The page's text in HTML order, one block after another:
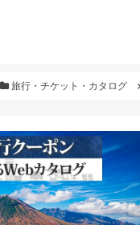
旅行・チケット・カタログ